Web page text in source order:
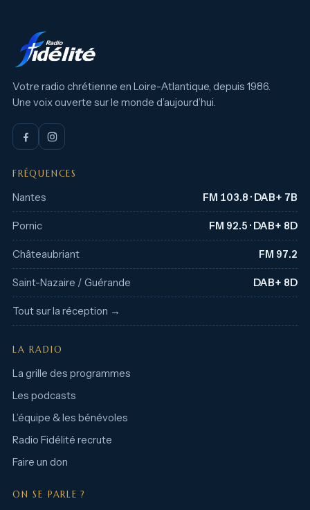
Votre radio chrétienne en Loire-Atlantique, depuis 1986.
Une voix ouverte sur le monde d’aujourd’hui.
FRÉQUENCES
Nantes FM 103.8 · DAB+ 7B
Pornic FM 92.5 · DAB+ 8D
Châteaubriant FM 97.2
Saint-Nazaire / Guérande DAB+ 8D
Tout sur la réception →
LA RADIO
La grille des programmes
Les podcasts
L’équipe & les bénévoles
Radio Fidélité recrute
Faire un don
ON SE PARLE ?